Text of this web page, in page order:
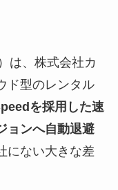
は、株式会社カ
ド型のレンタル
を採用した速
ョンへ自動退避
にない大きな差